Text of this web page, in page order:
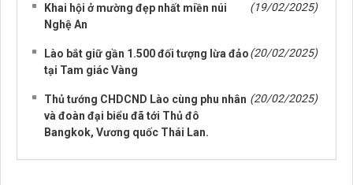
Khai hội ở mường đẹp nhất miền núi
Nghệ An
(19/02/2025)
Lào bắt giữ gần 1.500 đối tượng lừa đảo
tại Tam giác Vàng
(20/02/2025)
Thủ tướng CHDCND Lào cùng phu nhân
và đoàn đại biểu đã tới Thủ đô
Bangkok, Vương quốc Thái Lan.
(20/02/2025)